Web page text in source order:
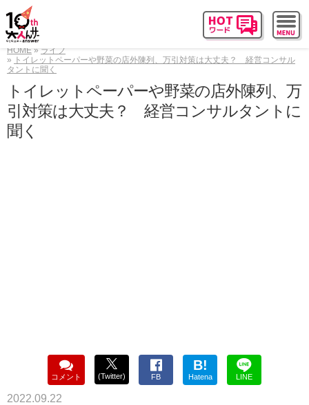
HOME
ライフ
トイレットペーパーや野菜の店外陳列、万引対策は大丈夫？ 経営コンサル
タントに聞く
トイレットペーパーや野菜の店外陳列、万
引対策は大丈夫？ 経営コンサルタントに
聞く
コメント (Twitter) FB
B!
Hatena LINE
2022.09.22